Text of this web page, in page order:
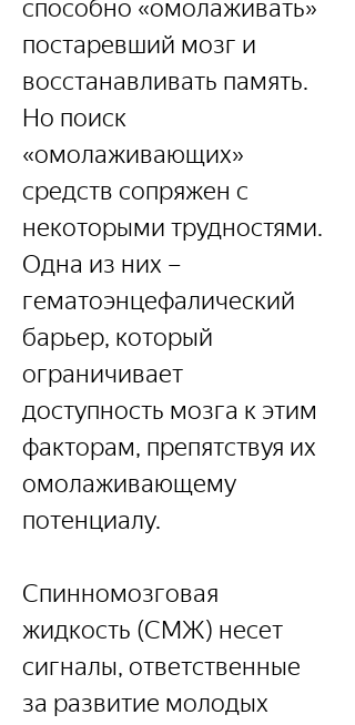
способно «омолаживать»
постаревший мозг и
восстанавливать память.
Но поиск
«омолаживающих»
средств сопряжен с
некоторыми трудностями.
Одна из них –
гематоэнцефалический
барьер, который
ограничивает
доступность мозга к этим
факторам, препятствуя их
омолаживающему
потенциалу.
Спинномозговая
жидкость (СМЖ) несет
сигналы, ответственные
за развитие молодых